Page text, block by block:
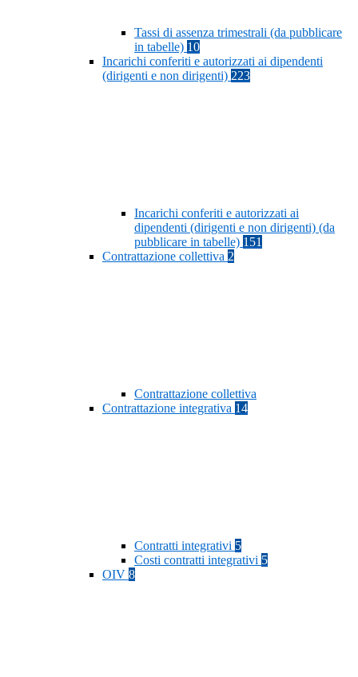
Tassi di assenza trimestrali (da pubblicare
in tabelle) 10
Incarichi conferiti e autorizzati ai dipendenti
(dirigenti e non dirigenti) 223
Incarichi conferiti e autorizzati ai
dipendenti (dirigenti e non dirigenti) (da
pubblicare in tabelle) 151
Contrattazione collettiva 2
Contrattazione collettiva
Contrattazione integrativa 14
Contratti integrativi 5
Costi contratti integrativi 5
OIV 8